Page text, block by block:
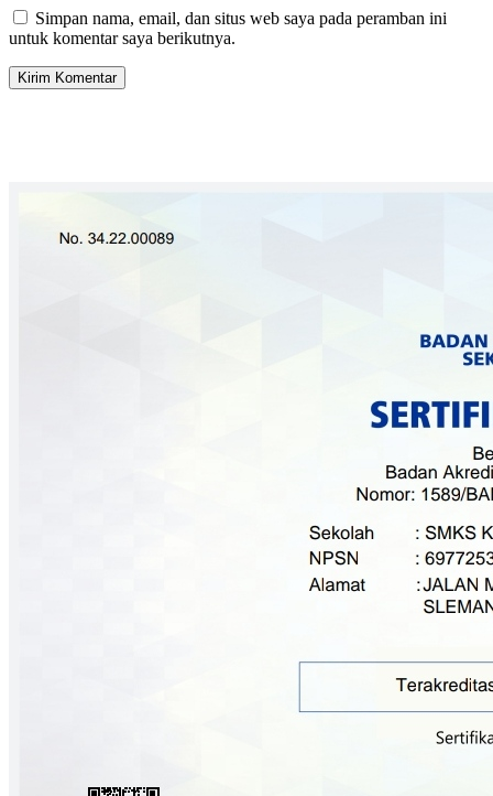
Simpan nama, email, dan situs web saya pada peramban ini
untuk komentar saya berikutnya.